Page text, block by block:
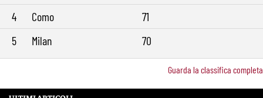
4
Como
71
5
Milan 70
Guarda la classifica completa